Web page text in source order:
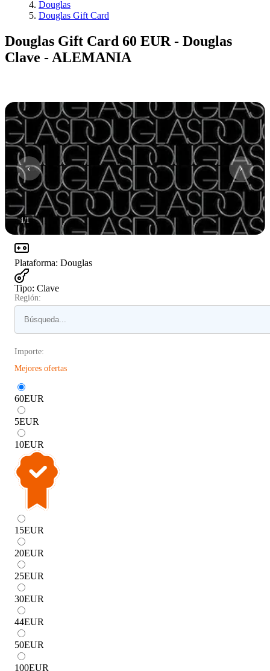
Douglas
Douglas Gift Card
Douglas Gift Card 60 EUR - Douglas
Clave - ALEMANIA
1/1
Plataforma: Douglas
Tipo: Clave
Región:
Importe:
Mejores ofertas
60EUR
5EUR
10EUR
15EUR
20EUR
25EUR
30EUR
44EUR
50EUR
100EUR